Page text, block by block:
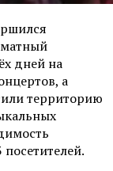
дней на
а
территорию